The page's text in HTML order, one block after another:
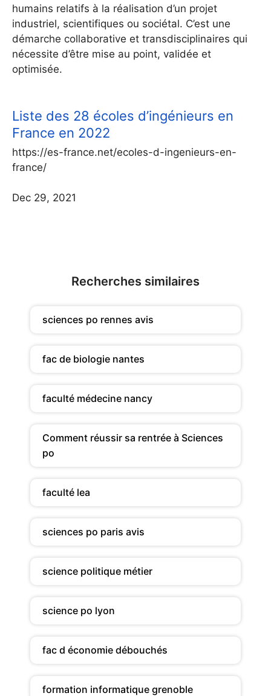
humains relatifs à la réalisation d’un projet
industriel, scientifiques ou sociétal. C’est une
démarche collaborative et transdisciplinaires qui
nécessite d’être mise au point, validée et
optimisée.
Liste des 28 écoles d’ingénieurs en
France en 2022
https://es-france.net/ecoles-d-ingenieurs-en-
france/
Dec 29, 2021
Recherches similaires
sciences po rennes avis
fac de biologie nantes
faculté médecine nancy
Comment réussir sa rentrée à Sciences
po
faculté lea
sciences po paris avis
science politique métier
science po lyon
fac d économie débouchés
formation informatique grenoble